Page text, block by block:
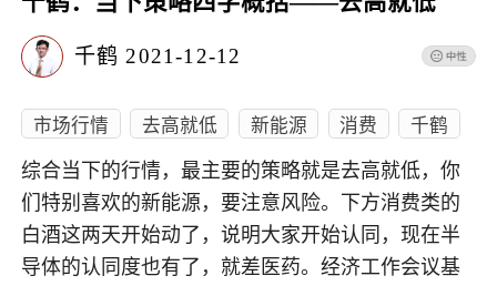
千鹤 2021-12-12
市场行情 去高就低 新能源 消费 千鹤
综合当下的行情，最主要的策略就是去高就低，你
们特别喜欢的新能源，要注意风险。下方消费类的
白酒这两天开始动了，说明大家开始认同，现在半
导体的认同度也有了，就差医药。经济工作会议基